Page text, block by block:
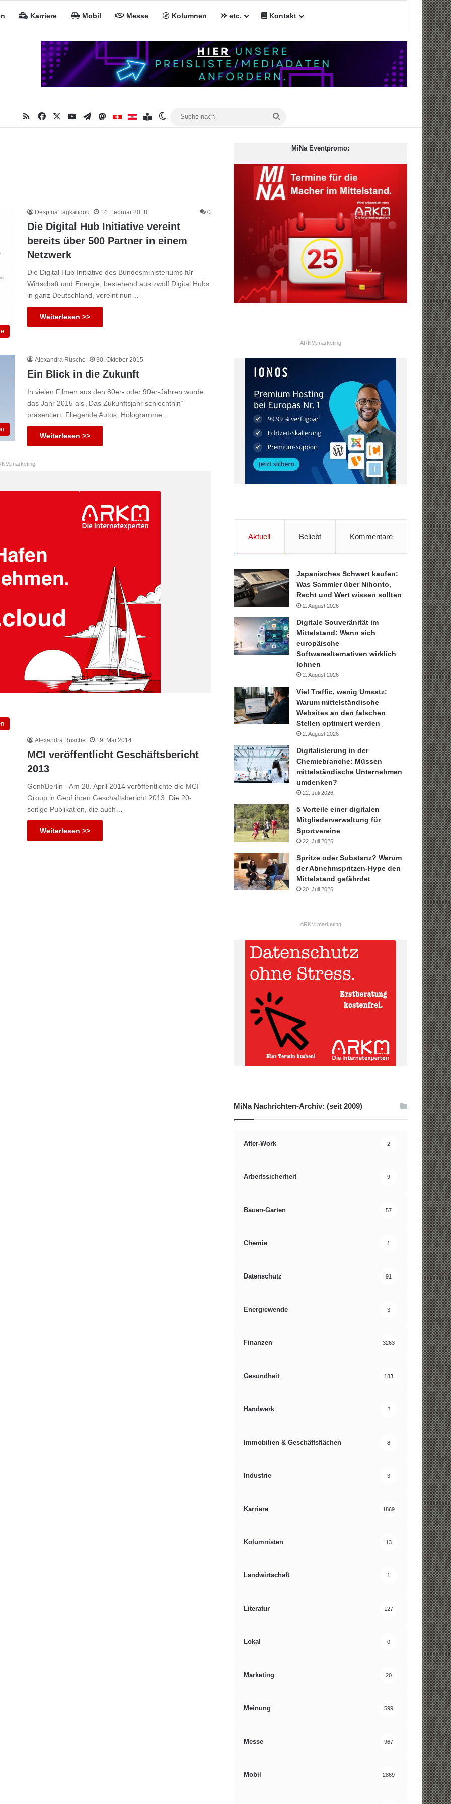
Karriere Mobil Messe Kolumnen etc. Kontakt
RSSFacebookYouTubeTelegramMastodonMiNa CHMiNa AT
Inhaltsverzeichnis
Skin umschalten
Despina Tagkalidou 14. Februar 2018 0
Die Digital Hub Initiative vereint
bereits über 500 Partner in einem
Netzwerk
Die Digital Hub Initiative des Bundesministeriums für
Wirtschaft und Energie, bestehend aus zwölf Digital Hubs
in ganz Deutschland, vereint nun…
Weiterlesen >>
Alexandra Rüsche 30. Oktober 2015
Ein Blick in die Zukunft
In vielen Filmen aus den 80er- oder 90er-Jahren wurde
das Jahr 2015 als „Das Zukunftsjahr schlechthin“
präsentiert. Fliegende Autos, Hologramme…
Weiterlesen >>
Alexandra Rüsche 19. Mai 2014
MCI veröffentlicht Geschäftsbericht
2013
Genf/Berlin - Am 28. April 2014 veröffentlichte die MCI
Group in Genf ihren Geschäftsbericht 2013. Die 20-
seitige Publikation, die auch…
Weiterlesen >>
MiNa Eventpromo:
ARKM.marketing
Aktuell Beliebt Kommentare
Japanisches Schwert kaufen:
Was Sammler über Nihonto,
Recht und Wert wissen sollten
2. August 2026
Digitale Souveränität im
Mittelstand: Wann sich
europäische
Softwarealternativen wirklich
lohnen
2. August 2026
Viel Traffic, wenig Umsatz:
Warum mittelständische
Websites an den falschen
Stellen optimiert werden
2. August 2026
Digitalisierung in der
Chemiebranche: Müssen
mittelständische Unternehmen
umdenken?
22. Juli 2026
5 Vorteile einer digitalen
Mitgliederverwaltung für
Sportvereine
22. Juli 2026
Spritze oder Substanz? Warum
der Abnehmspritzen-Hype den
Mittelstand gefährdet
20. Juli 2026
ARKM.marketing
MiNa Nachrichten-Archiv: (seit 2009)
After-Work 2
Arbeitssicherheit 9
Bauen-Garten 57
Chemie 1
Datenschutz 91
Energiewende 3
Finanzen 3263
Gesundheit 183
Handwerk 2
Immobilien & Geschäftsflächen 8
Industrie 3
Karriere 1869
Kolumnisten 13
Landwirtschaft 1
Literatur 127
Lokal 0
Marketing 20
Meinung 599
Messe 967
Mobil 2869